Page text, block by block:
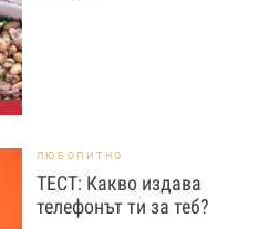
ЛЮБОПИТНО
ТЕСТ: Какво издава
телефонът ти за теб?